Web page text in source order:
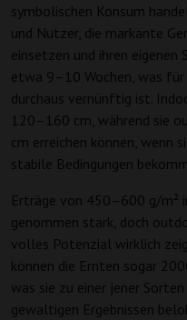
symbolischen Konsum
und Nutzer, die markante
einsetzen und ihren
etwa 9–10 Wochen, was
durchaus vernünftig ist.
120–160 cm, während sie
cm erreichen können, wenn
stabile Bedingungen
Erträge von 450–600 g/m²
genommen stark, doch
volles Potenzial wirklich
können die Ernten sogar
was sie zu einer jener
gewaltigen Ergebnissen